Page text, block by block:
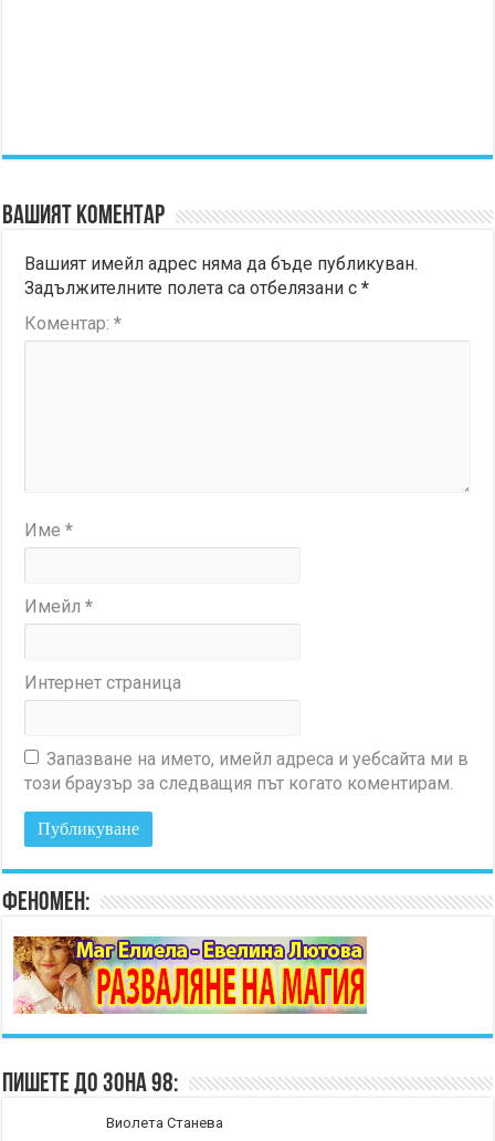
Вашият коментар
Вашият имейл адрес няма да бъде публикуван.
Задължителните полета са отбелязани с*
Коментар:*
Име*
Имейл*
Интернет страница
Запазване на името, имейл адреса и уебсайта ми в
този браузър за следващия път когато коментирам.
Феномен:
Пишете до Зона 98:
Виолета Станева